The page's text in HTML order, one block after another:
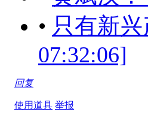
• 只有新
07:32:06]
回复
使用道具 举报